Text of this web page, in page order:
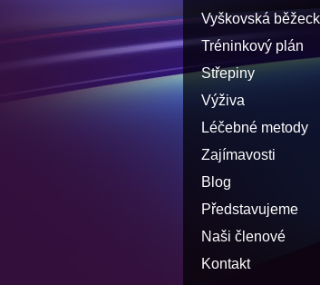
Vyškovská
Tréninkový plán
Střepiny
Výživa
Léčebné metody
Zajímavosti
Blog
Představujeme
Naši členové
Kontakt